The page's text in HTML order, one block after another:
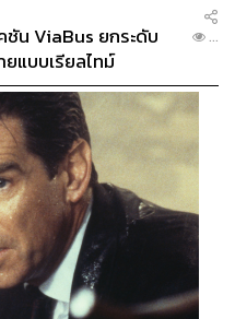
น ViaBus ยกระดับ
แบบเรียลไทม์
...